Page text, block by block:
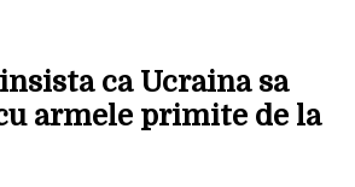
ca Ucraina sa
armele primite de la